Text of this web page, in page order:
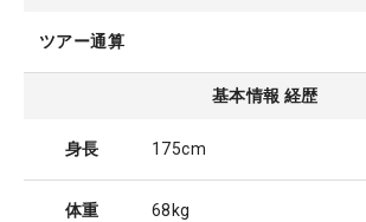
ツアー通算
基本情報 経歴
身長 175cm
体重 68kg